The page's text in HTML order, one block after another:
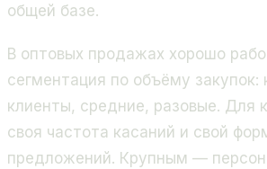
общей базе.
В оптовых продажах хорошо
сегментация по объёму закупок:
клиенты, средние, разовые. Для
своя частота касаний и свой
предложений. Крупным —